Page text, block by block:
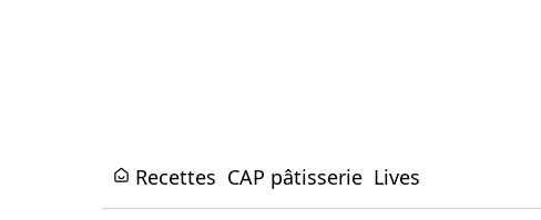
Recettes CAP pâtisserie Lives